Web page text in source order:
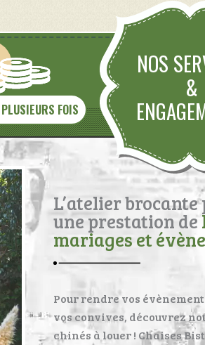
FOIS
NOS
&
L’atelier brocante
une prestation de
mariages et
Pour rendre vos
vos convives, découvrez
chinés à louer ! Chaises